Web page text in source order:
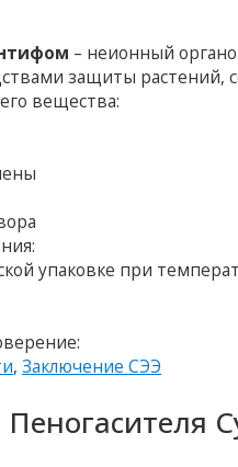
– неионный
защиты
вещества:
упаковке при
,Заключение СЭЭ